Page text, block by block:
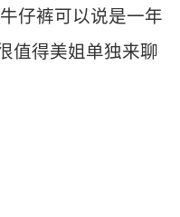
仔裤可以说是一年
值得美姐单独来聊